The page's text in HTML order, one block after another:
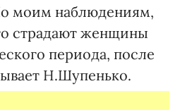
моим наблюдениям,
страдают женщины
периода, после
Н.Шупенько.